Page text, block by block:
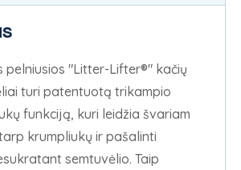
pelniusios "Litter-Lifter®" kačių
turi patentuotą trikampio
funkciją, kuri leidžia švariam
krumpliukų ir pašalinti
semtuvėlio. Taip